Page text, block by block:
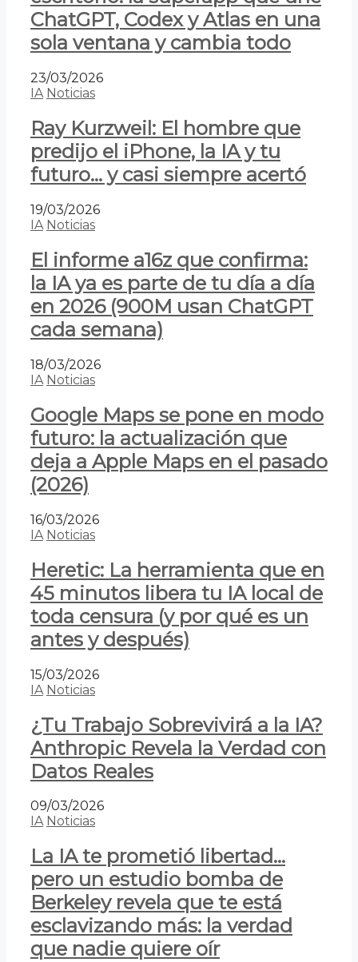
ChatGPT, Codex y Atlas en una
sola ventana y cambia todo
23/03/2026
IA Noticias
Ray Kurzweil: El hombre que
predijo el iPhone, la IA y tu
futuro… y casi siempre acertó
19/03/2026
IA Noticias
El informe a16z que confirma:
la IA ya es parte de tu día a día
en 2026 (900M usan ChatGPT
cada semana)
18/03/2026
IA Noticias
Google Maps se pone en modo
futuro: la actualización que
deja a Apple Maps en el pasado
(2026)
16/03/2026
IA Noticias
Heretic: La herramienta que en
45 minutos libera tu IA local de
toda censura (y por qué es un
antes y después)
15/03/2026
IA Noticias
¿Tu Trabajo Sobrevivirá a la IA?
Anthropic Revela la Verdad con
Datos Reales
09/03/2026
IA Noticias
La IA te prometió libertad…
pero un estudio bomba de
Berkeley revela que te está
esclavizando más: la verdad
que nadie quiere oír